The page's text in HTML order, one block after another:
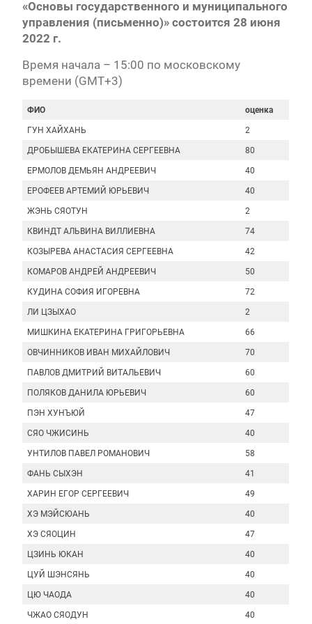
«Основы государственного и муниципального
управления (письменно)» состоится 28 июня
2022 г.
Время начала – 15:00 по московскому
времени (GMT+3)
ФИО оценка
ГУН ХАЙХАНЬ 2
ДРОБЫШЕВА ЕКАТЕРИНА СЕРГЕЕВНА 80
ЕРМОЛОВ ДЕМЬЯН АНДРЕЕВИЧ 40
ЕРОФЕЕВ АРТЕМИЙ ЮРЬЕВИЧ 40
ЖЭНЬ СЯОТУН 2
КВИНДТ АЛЬВИНА ВИЛЛИЕВНА 74
КОЗЫРЕВА АНАСТАСИЯ СЕРГЕЕВНА 42
КОМАРОВ АНДРЕЙ АНДРЕЕВИЧ 50
КУДИНА СОФИЯ ИГОРЕВНА 72
ЛИ ЦЗЫХАО 2
МИШКИНА ЕКАТЕРИНА ГРИГОРЬЕВНА 66
ОВЧИННИКОВ ИВАН МИХАЙЛОВИЧ 70
ПАВЛОВ ДМИТРИЙ ВИТАЛЬЕВИЧ 60
ПОЛЯКОВ ДАНИЛА ЮРЬЕВИЧ 60
ПЭН ХУНЪЮЙ 47
СЯО ЧЖИСИНЬ 40
УНТИЛОВ ПАВЕЛ РОМАНОВИЧ 58
ФАНЬ СЫХЭН 41
ХАРИН ЕГОР СЕРГЕЕВИЧ 49
ХЭ МЭЙСЮАНЬ 40
ХЭ СЯОЦИН 47
ЦЗИНЬ ЮКАН 40
ЦУЙ ШЭНСЯНЬ 40
ЦЮ ЧАОДА 40
ЧЖАО СЯОДУН 40